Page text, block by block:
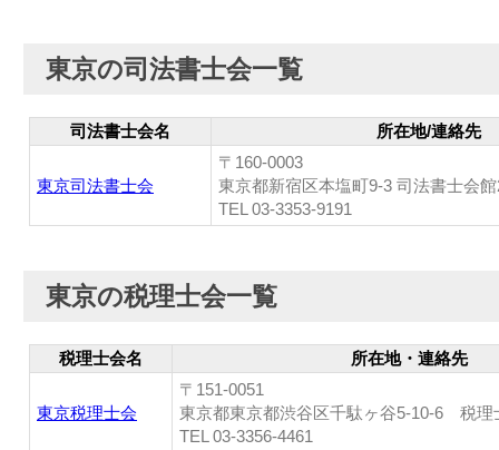
東京の司法書士会一覧
司法書士会名 所在地/連絡先
東京司法書士会
〒160-0003
東京都新宿区本塩町9-3 司法書士会
TEL 03-3353-9191
東京の税理士会一覧
税理士会名 所在地・連絡先
東京税理士会
〒151-0051
東京都東京都渋谷区千駄ヶ谷5-10-6 税理
TEL 03-3356-4461